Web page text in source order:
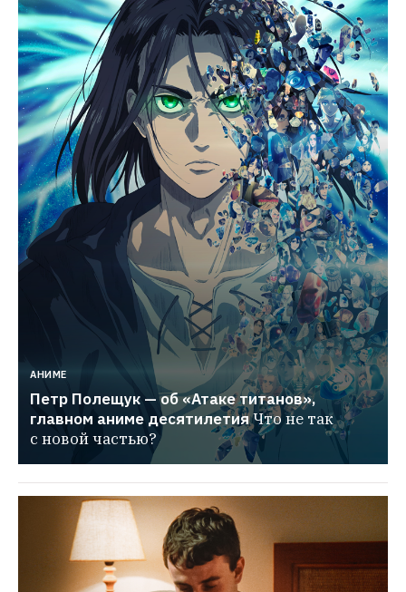
АНИМЕ
Петр Полещук — об «Атаке титанов»,
главном аниме десятилетияЧто не так
с новой частью?